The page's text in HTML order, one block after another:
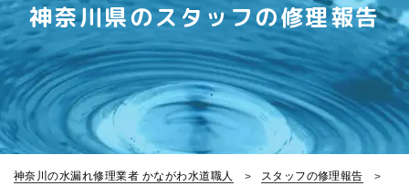
神奈川県のスタッフの修理報告
神奈川の水漏れ修理業者 かながわ水道職人
スタッフの修理報告